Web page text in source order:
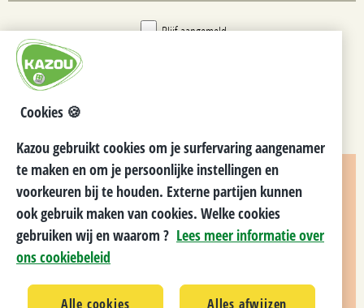
Blijf aangemeld
Wachtwoord vergeten? Klik dan hier.
NOG GEEN KAZOUVRIJWILLIGER?
Cookies 🍪
Kazou gebruikt cookies om je surfervaring aangenamer
te maken en om je persoonlijke instellingen en
voorkeuren bij te houden. Externe partijen kunnen
ook gebruik maken van cookies. Welke cookies
gebruiken wij en waarom ? Lees meer informatie over
ons cookiebeleid
Alle cookies Alles afwijzen